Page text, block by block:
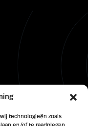
technologieën zoals